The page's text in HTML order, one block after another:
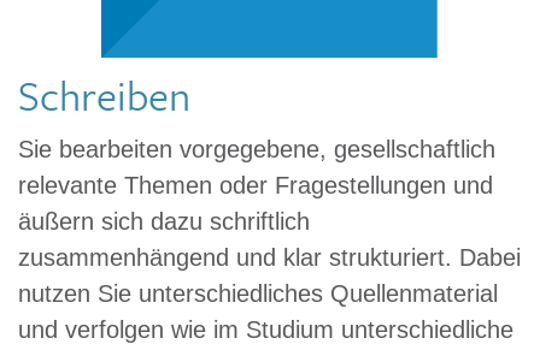
Schreiben
Sie bearbeiten vorgegebene, gesellschaftlich
relevante Themen oder Fragestellungen und
äußern sich dazu schriftlich
zusammenhängend und klar strukturiert. Dabei
nutzen Sie unterschiedliches Quellenmaterial
und verfolgen wie im Studium unterschiedliche